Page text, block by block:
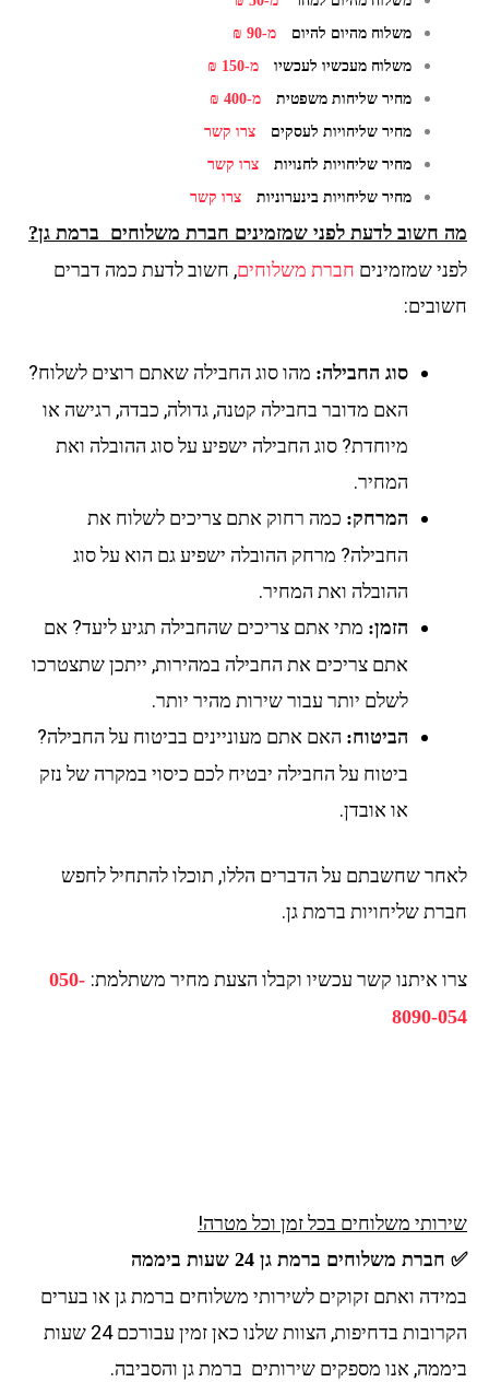
משלוח מהיום להיום
מ-90 ₪
משלוח מעכשיו לעכשיו
מ-150 ₪
מחיר שליחות משפטית
מ-400 ₪
מחיר שליחויות לעסקים
צרו קשר
מחיר שליחויות לחנויות
צרו קשר
מחיר שליחויות בינערוניות
צרו קשר
חשוב לדעת לפני שמזמינים חברת משלוחים ברמת גן?
שמזמיניםחברת משלוחים, חשוב לדעת כמה דברים
סוג החבילה:מהו סוג החבילה שאתם רוצים לשלוח?
האם מדובר בחבילה קטנה, גדולה, כבדה, רגישה או
מיוחדת? סוג החבילה ישפיע על סוג ההובלה ואת
המחיר.
המרחק:כמה רחוק אתם צריכים לשלוח את
החבילה? מרחק ההובלה ישפיע גם הוא על סוג
ההובלה ואת המחיר.
הזמן:מתי אתם צריכים שהחבילה תגיע ליעד? אם
אתם צריכים את החבילה במהירות, ייתכן שתצטרכו
לשלם יותר עבור שירות מהיר יותר.
הביטוח:האם אתם מעוניינים בביטוח על החבילה?
ביטוח על החבילה יבטיח לכם כיסוי במקרה של נזק
או אובדן.
שחשבתם על הדברים הללו, תוכלו להתחיל לחפש
שליחויות ברמת גן.
איתנו קשר עכשיו וקבלו הצעת מחיר משתלמת: 050-
8090-
משלוחים בכל זמן וכל מטרה!
משלוחים ברמת גן 24 שעות ביממה
ואתם זקוקים לשירותי משלוחים ברמת גן או בערים
הקרובות בדחיפות, הצוות שלנו כאן זמין עבורכם 24 שעות
אנו מספקים שירותים ברמת גן והסביבה.